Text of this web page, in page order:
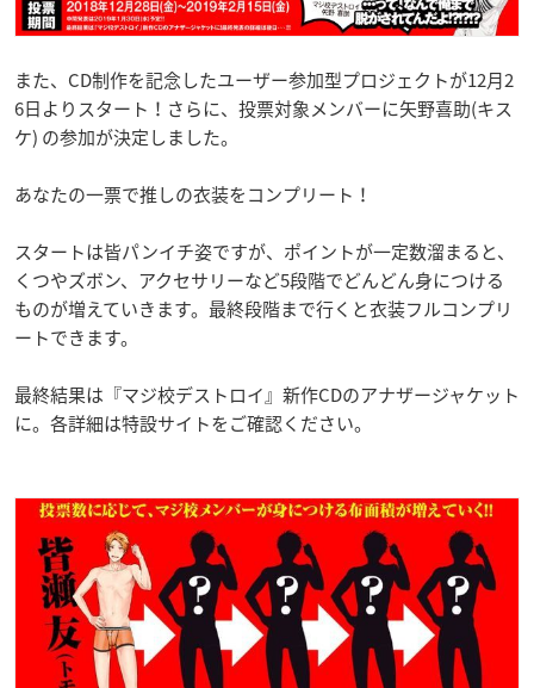
また、CD制作を記念したユーザー参加型プロジェクトが12月2
6日よりスタート！さらに、投票対象メンバーに矢野喜助(キス
ケ) の参加が決定しました。
あなたの一票で推しの衣装をコンプリート！
スタートは皆パンイチ姿ですが、ポイントが一定数溜まると、
くつやズボン、アクセサリーなど5段階でどんどん身につける
ものが増えていきます。最終段階まで行くと衣装フルコンプリ
ートできます。
最終結果は『マジ校デストロイ』新作CDのアナザージャケット
に。各詳細は特設サイトをご確認ください。